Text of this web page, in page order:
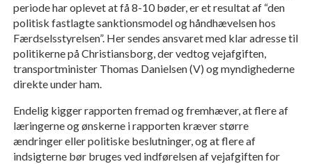
periode har oplevet at få 8-10 bøder, er et resultat af “den
politisk fastlagte sanktionsmodel og håndhævelsen hos
Færdselsstyrelsen”. Her sendes ansvaret med klar adresse til
politikerne på Christiansborg, der vedtog vejafgiften,
transportminister Thomas Danielsen (V) og myndighederne
direkte under ham.
Endelig kigger rapporten fremad og fremhæver, at flere af
læringerne og ønskerne i rapporten kræver større
ændringer eller politiske beslutninger, og at flere af
indsigterne bør bruges ved indførelsen af vejafgiften for